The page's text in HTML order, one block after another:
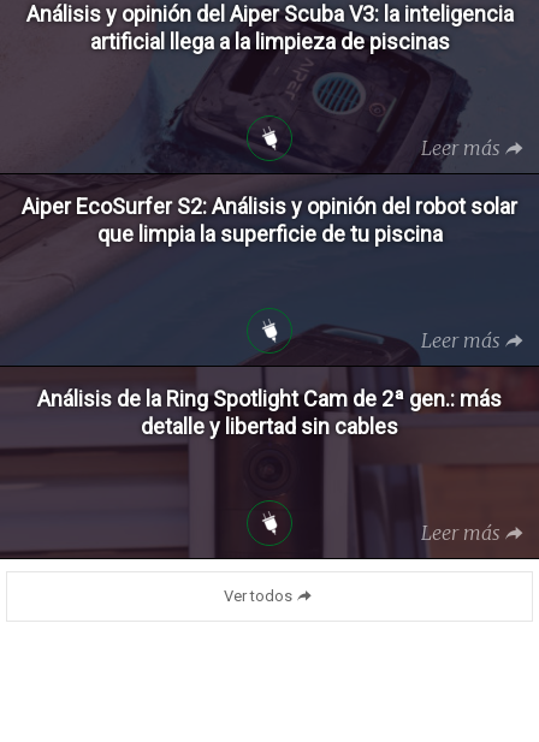
Análisis y opinión del Aiper Scuba V3: la inteligencia
artificial llega a la limpieza de piscinas
Leer más
Aiper EcoSurfer S2: Análisis y opinión del robot solar
que limpia la superficie de tu piscina
Leer más
Análisis de la Ring Spotlight Cam de 2ª gen.: más
detalle y libertad sin cables
Leer más
Ver todos